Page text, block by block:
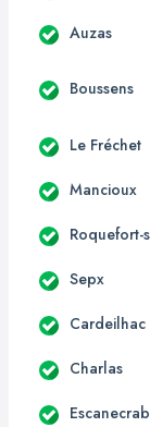
Auzas
Boussens
Le Fréchet
Mancioux
Roquefort-
Sepx
Cardeilhac
Charlas